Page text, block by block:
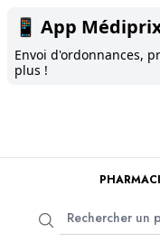
📱 App
Envoi d'ordonnances,
plus !